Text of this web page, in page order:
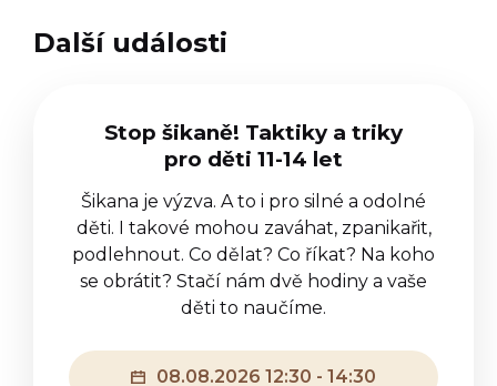
Další události
Stop šikaně! Taktiky a triky
pro děti 11-14 let
Šikana je výzva. A to i pro silné a odolné
děti. I takové mohou zaváhat, zpanikařit,
podlehnout. Co dělat? Co říkat? Na koho
se obrátit? Stačí nám dvě hodiny a vaše
děti to naučíme.
08.08.2026 12:30 - 14:30